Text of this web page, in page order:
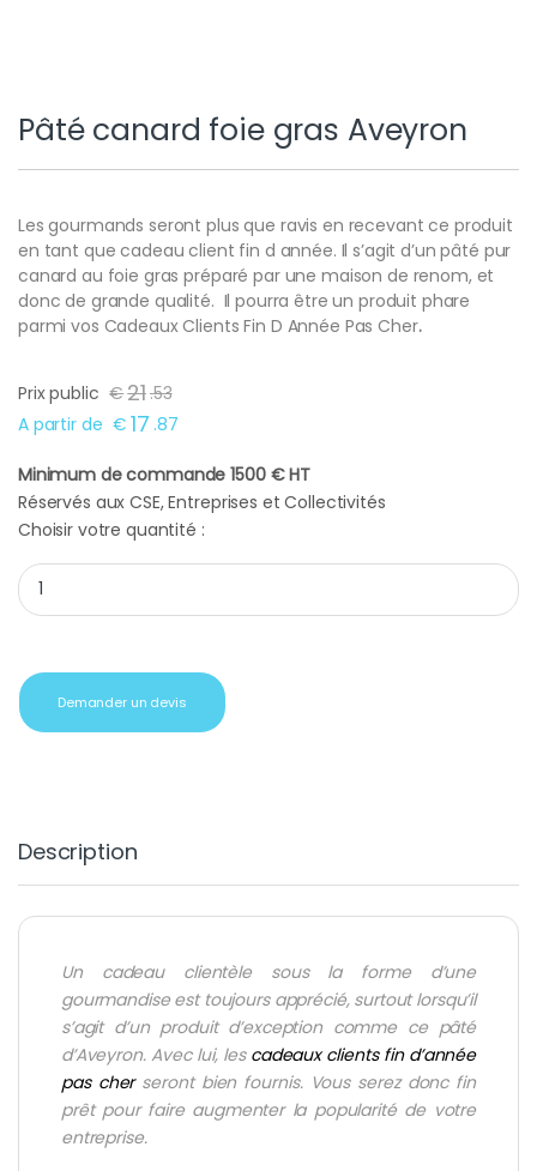
Pâté canard foie gras Aveyron
Les gourmands seront plus que ravis en recevant ce produit
en tant que cadeau client fin d année. Il s’agit d’un pâté pur
canard au foie gras préparé par une maison de renom, et
donc de grande qualité. Il pourra être un produit phare
parmi vos Cadeaux Clients Fin D Année Pas Cher.
Prix public €21.53
A partir de € 17 .87
Minimum de commande 1500 € HT
Réservés aux CSE, Entreprises et Collectivités
Choisir votre quantité :
Pâté canard foie gras Aveyron quantity
Demander un devis
Description
Un cadeau clientèle sous la forme d’une
gourmandise est toujours apprécié, surtout lorsqu’il
s’agit d’un produit d’exception comme ce pâté
d’Aveyron. Avec lui, les cadeaux clients fin d’année
pas cher seront bien fournis. Vous serez donc fin
prêt pour faire augmenter la popularité de votre
entreprise.